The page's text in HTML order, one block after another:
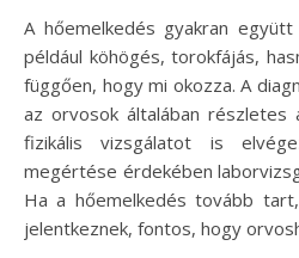
A hőemelkedés gyakran
például köhögés, torokfájás,
függően, hogy mi okozza. A
az orvosok általában részletes
fizikális vizsgálatot is
megértése érdekében
Ha a hőemelkedés tovább
jelentkeznek, fontos, hogy